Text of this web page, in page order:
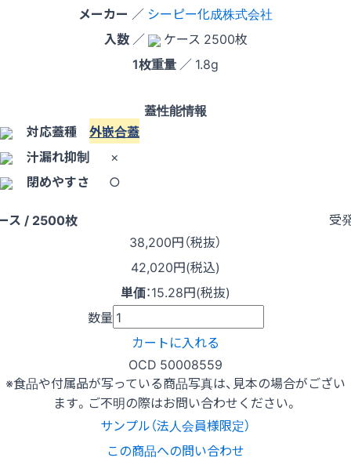
メーカー ／ シーピー化成株式会社
入数／
ケース 2500枚
1枚重量 ／ 1.8g
蓋性能情報
対応蓋種 外嵌合蓋
汁漏れ抑制
×
閉めやすさ
○
ス / 2500枚
受
38,200円（税抜）
42,020円(税込)
単価：15.28円(税抜)
数量
カートに入れる
OCD 50008559
※食品や付属品が写っている商品写真は、見本の場合がござい
ます。ご不明の際はお問い合わせください。
サンプル（法人会員様限定）
この商品への問い合わせ